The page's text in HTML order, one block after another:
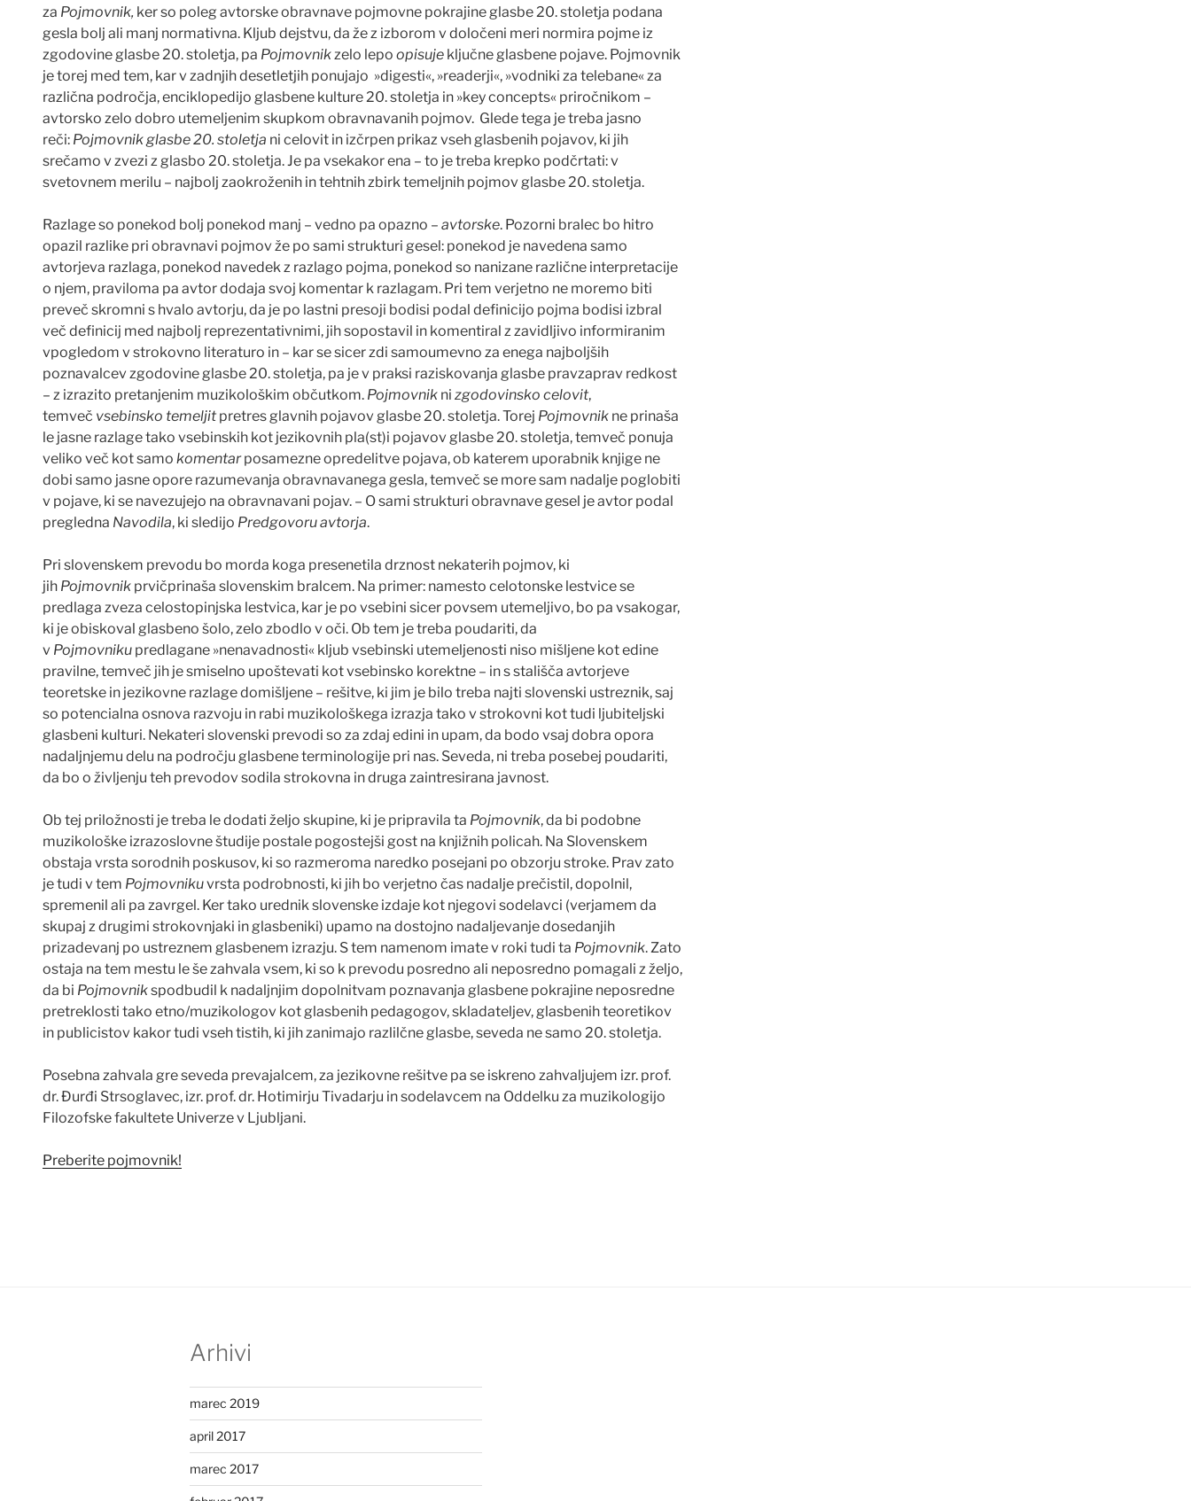
za Pojmovnik, ker so poleg avtorske obravnave pojmovne pokrajine glasbe 20. stoletja podana
gesla bolj ali manj normativna. Kljub dejstvu, da že z izborom v določeni meri normira pojme iz
zgodovine glasbe 20. stoletja, pa Pojmovnikzelo lepo opisuje ključne glasbene pojave. Pojmovnik
je torej med tem, kar v zadnjih desetletjih ponujajo »digesti«, »readerji«, »vodniki za telebane« za
različna področja, enciklopedijo glasbene kulture 20. stoletja in »key concepts« priročnikom –
avtorsko zelo dobro utemeljenim skupkom obravnavanih pojmov. Glede tega je treba jasno
reči: Pojmovnik glasbe 20. stoletja ni celovit in izčrpen prikaz vseh glasbenih pojavov, ki jih
srečamo v zvezi z glasbo 20. stoletja. Je pa vsekakor ena – to je treba krepko podčrtati: v
svetovnem merilu – najbolj zaokroženih in tehtnih zbirk temeljnih pojmov glasbe 20. stoletja.
Razlage so ponekod bolj ponekod manj – vedno pa opazno – avtorske. Pozorni bralec bo hitro
opazil razlike pri obravnavi pojmov že po sami strukturi gesel: ponekod je navedena samo
avtorjeva razlaga, ponekod navedek z razlago pojma, ponekod so nanizane različne interpretacije
o njem, praviloma pa avtor dodaja svoj komentar k razlagam. Pri tem verjetno ne moremo biti
preveč skromni s hvalo avtorju, da je po lastni presoji bodisi podal definicijo pojma bodisi izbral
več definicij med najbolj reprezentativnimi, jih sopostavil in komentiral z zavidljivo informiranim
vpogledom v strokovno literaturo in – kar se sicer zdi samoumevno za enega najboljših
poznavalcev zgodovine glasbe 20. stoletja, pa je v praksi raziskovanja glasbe pravzaprav redkost
– z izrazito pretanjenim muzikološkim občutkom. Pojmovnik ni zgodovinsko celovit,
temveč vsebinsko temeljit pretres glavnih pojavov glasbe 20. stoletja.Torej Pojmovnik ne prinaša
le jasne razlage tako vsebinskih kot jezikovnih pla(st)i pojavov glasbe 20. stoletja, temveč ponuja
veliko več kot samo komentarposamezne opredelitve pojava, ob katerem uporabnik knjige ne
dobi samo jasne opore razumevanja obravnavanega gesla, temveč se more sam nadalje poglobiti
v pojave, ki se navezujejo na obravnavani pojav. – O sami strukturi obravnave gesel je avtor podal
pregledna Navodila, ki sledijo Predgovoruavtorja.
Pri slovenskem prevodu bo morda koga presenetila drznost nekaterih pojmov, ki
jih Pojmovnik prvičprinaša slovenskim bralcem. Na primer: namesto celotonske lestvice se
predlaga zveza celostopinjska lestvica, kar je po vsebini sicer povsem utemeljivo, bo pa vsakogar,
ki je obiskoval glasbeno šolo, zelo zbodlo v oči. Ob tem je treba poudariti, da
v Pojmovniku predlagane »nenavadnosti« kljub vsebinski utemeljenosti niso mišljene kot edine
pravilne, temveč jih je smiselno upoštevati kot vsebinsko korektne – in s stališča avtorjeve
teoretske in jezikovne razlage domišljene – rešitve, ki jim je bilo treba najti slovenski ustreznik, saj
so potencialna osnova razvoju in rabi muzikološkega izrazja tako v strokovni kot tudi ljubiteljski
glasbeni kulturi. Nekateri slovenski prevodi so za zdaj edini in upam, da bodo vsaj dobra opora
nadaljnjemu delu na področju glasbene terminologije pri nas. Seveda, ni treba posebej poudariti,
da bo o življenju teh prevodov sodila strokovna in druga zaintresirana javnost.
Ob tej priložnosti je treba le dodati željo skupine, ki je pripravila ta Pojmovnik, da bi podobne
muzikološke izrazoslovne študije postale pogostejši gost na knjižnih policah. Na Slovenskem
obstaja vrsta sorodnih poskusov, ki so razmeroma naredko posejani po obzorju stroke. Prav zato
je tudi v tem Pojmovnikuvrsta podrobnosti, ki jih bo verjetno čas nadalje prečistil, dopolnil,
spremenil ali pa zavrgel. Ker tako urednik slovenske izdaje kot njegovi sodelavci (verjamem da
skupaj z drugimi strokovnjaki in glasbeniki) upamo na dostojno nadaljevanje dosedanjih
prizadevanj po ustreznem glasbenem izrazju. S tem namenom imate v roki tudi ta Pojmovnik. Zato
ostaja na tem mestu le še zahvala vsem, ki so k prevodu posredno ali neposredno pomagali z željo,
da bi Pojmovnikspodbudil k nadaljnjim dopolnitvam poznavanja glasbene pokrajine neposredne
pretreklosti tako etno/muzikologov kot glasbenih pedagogov, skladateljev, glasbenih teoretikov
in publicistov kakor tudi vseh tistih, ki jih zanimajo razlilčne glasbe, seveda ne samo 20. stoletja.
Posebna zahvala gre seveda prevajalcem, za jezikovne rešitve pa se iskreno zahvaljujem izr. prof.
dr.Đurđi Strsoglavec, izr. prof. dr. Hotimirju Tivadarju in sodelavcem na Oddelku za muzikologijo
Filozofske fakultete Univerze v Ljubljani.
Preberite pojmovnik!
Arhivi
marec 2019
april 2017
marec 2017